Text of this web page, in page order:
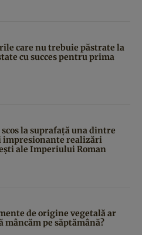
care nu trebuie păstrate la
cu succes pentru prima
scos la suprafață una dintre
impresionante realizări
ale Imperiului Roman
de origine vegetală ar
mâncăm pe săptămână?